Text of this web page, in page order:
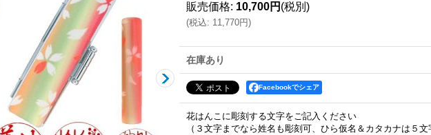
販売価格: 10,700円 (税別)
(税込: 11,770円)
在庫あり
Facebookでシェア
花はんこに彫刻する文字をご記入ください
（３文字までなら姓名も彫刻可、ひら仮名＆カタカナは５文